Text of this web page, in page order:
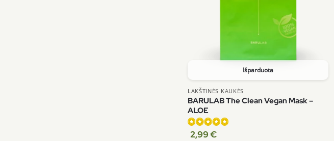
Išparduota
LAKŠTINĖS KAUKĖS
BARULAB The Clean Vegan Mask –
ALOE
Įvertinimas:
2,99€